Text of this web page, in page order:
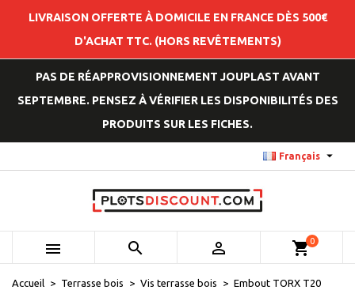
LIVRAISON OFFERTE À DOMICILE EN FRANCE DÈS 500€
D'ACHAT TTC. (HORS REVÊTEMENTS)
PAS DE RÉAPPROVISIONNEMENT JOUPLAST AVANT
SEPTEMBRE. PENSEZ À VÉRIFIER LES DISPONIBILITÉS DES
PRODUITS SUR LES FICHES.
Français 
   shopping_cart0
Accueil Terrasse bois Vis terrasse bois
Embout TORX T20